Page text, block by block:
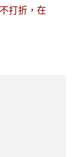
打折，在